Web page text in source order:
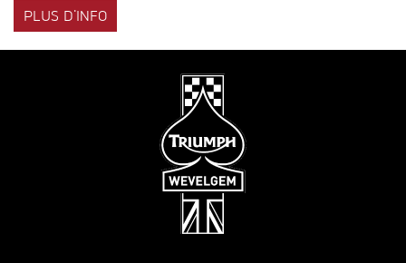
PLUS D'INFO